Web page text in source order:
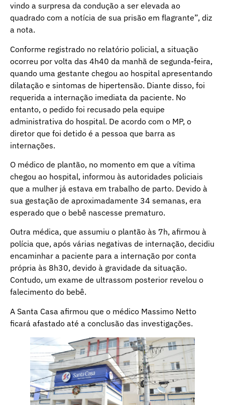
vindo a surpresa da condução a ser elevada ao
quadrado com a notícia de sua prisão em flagrante”, diz
a nota.
Conforme registrado no relatório policial, a situação
ocorreu por volta das 4h40 da manhã de segunda-feira,
quando uma gestante chegou ao hospital apresentando
dilatação e sintomas de hipertensão. Diante disso, foi
requerida a internação imediata da paciente. No
entanto, o pedido foi recusado pela equipe
administrativa do hospital. De acordo com o MP, o
diretor que foi detido é a pessoa que barra as
internações.
O médico de plantão, no momento em que a vítima
chegou ao hospital, informou às autoridades policiais
que a mulher já estava em trabalho de parto. Devido à
sua gestação de aproximadamente 34 semanas, era
esperado que o bebê nascesse prematuro.
Outra médica, que assumiu o plantão às 7h, afirmou à
polícia que, após várias negativas de internação, decidiu
encaminhar a paciente para a internação por conta
própria às 8h30, devido à gravidade da situação.
Contudo, um exame de ultrassom posterior revelou o
falecimento do bebê.
A Santa Casa afirmou que o médico Massimo Netto
ficará afastado até a conclusão das investigações.